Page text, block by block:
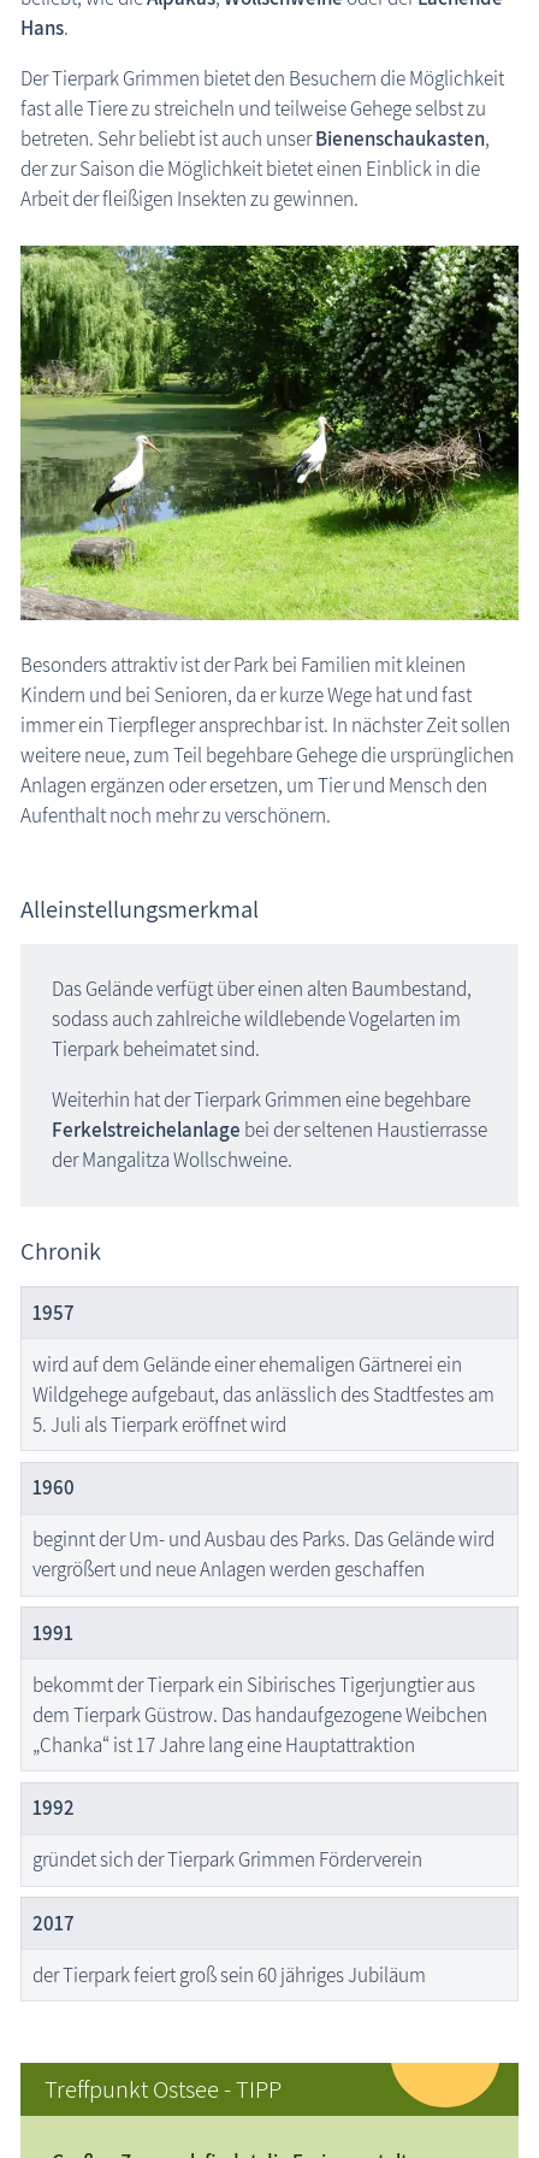
Zeitzeugen
Veranstaltungen
Blog
Hans.
Der Tierpark Grimmen bietet den Besuchern die Möglichkeit
fast alle Tiere zu streicheln und teilweise Gehege selbst zu
betreten. Sehr beliebt ist auch unserBienenschaukasten,
der zur Saison die Möglichkeit bietet einen Einblick in die
Arbeit der fleißigen Insekten zu gewinnen.
Besonders attraktiv ist der Park bei Familien mit kleinen
Kindern und bei Senioren, da er kurze Wege hat und fast
immer ein Tierpfleger ansprechbar ist. In nächster Zeit sollen
weitere neue, zum Teil begehbare Gehege die ursprünglichen
Anlagen ergänzen oder ersetzen, um Tier und Mensch den
Aufenthalt noch mehr zu verschönern.
Alleinstellungsmerkmal
Das Gelände verfügt über einen alten Baumbestand,
sodass auch zahlreiche wildlebende Vogelarten im
Tierpark beheimatet sind.
Weiterhin hat der Tierpark Grimmen eine begehbare
Ferkelstreichelanlage bei der seltenen Haustierrasse
der Mangalitza Wollschweine.
Chronik
1957
wird auf dem Gelände einer ehemaligen Gärtnerei ein
Wildgehege aufgebaut, das anlässlich des Stadtfestes am
5. Juli als Tierpark eröffnet wird
1960
beginnt der Um- und Ausbau des Parks. Das Gelände wird
vergrößert und neue Anlagen werden geschaffen
1991
bekommt der Tierpark ein Sibirisches Tigerjungtier aus
dem Tierpark Güstrow. Das handaufgezogene Weibchen
„Chanka“ ist 17 Jahre lang eine Hauptattraktion
1992
gründet sich der Tierpark Grimmen Förderverein
2017
der Tierpark feiert groß sein 60 jähriges Jubiläum
Treffpunkt Ostsee - TIPP